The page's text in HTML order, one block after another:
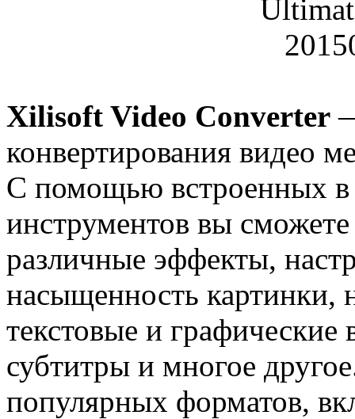
Xilisoft Video Converter
конвертирования видео
С помощью встроенных
инструментов вы сможете
различные эффекты,
насыщенность картинки,
текстовые и графические
субтитры и многое
популярных форматов,